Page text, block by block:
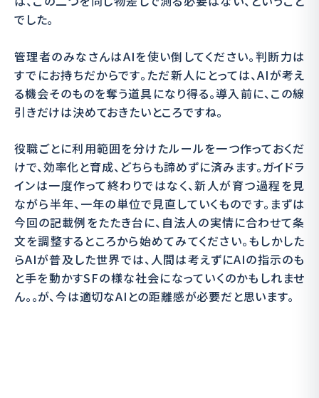
でした。
管理者のみなさんはAIを使い倒してください。判断力は
すでにお持ちだからです。ただ新人にとっては、AIが考え
る機会そのものを奪う道具になり得る。導入前に、この線
引きだけは決めておきたいところですね。
役職ごとに利用範囲を分けたルールを一つ作っておくだ
けで、効率化と育成、どちらも諦めずに済みます。ガイドラ
インは一度作って終わりではなく、新人が育つ過程を見
ながら半年、一年の単位で見直していくものです。まずは
今回の記載例をたたき台に、自法人の実情に合わせて条
文を調整するところから始めてみてください。もしかした
らAIが普及した世界では、人間は考えずにAIの指示のも
と手を動かすSFの様な社会になっていくのかもしれませ
ん。。が、今は適切なAIとの距離感が必要だと思います。